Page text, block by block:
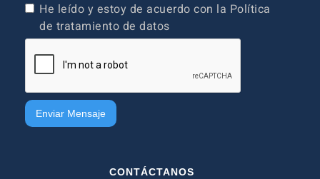
He leído y estoy de acuerdo con la Política
de tratamiento de datos
CONTÁCTANOS